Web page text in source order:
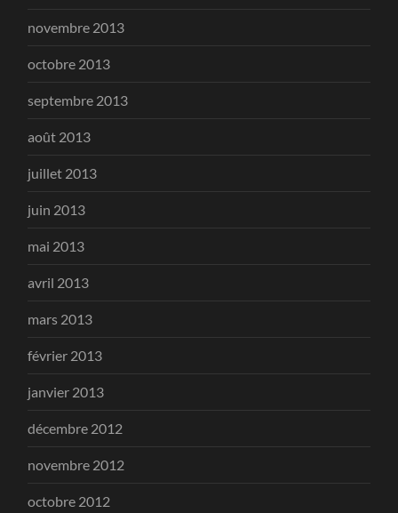
novembre 2013
octobre 2013
septembre 2013
août 2013
juillet 2013
juin 2013
mai 2013
avril 2013
mars 2013
février 2013
janvier 2013
décembre 2012
novembre 2012
octobre 2012